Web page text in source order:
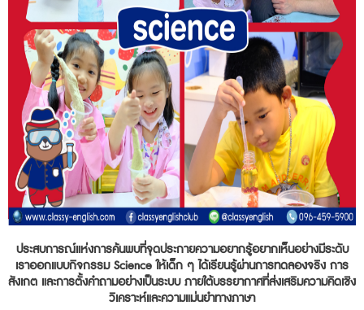
ประสบการณ์แห่งการค้นพบที่จุดประกายความอยากรู้อยากเห็นอย่างมีระดับ
เราออกแบบกิจกรรม Science ให้เด็ก ๆ ได้เรียนรู้ผ่านการทดลองจริง การ
สังเกต และการตั้งคำถามอย่างเป็นระบบ ภายใต้บรรยากาศที่ส่งเสริมความคิดเชิง
วิเคราะห์และความแม่นยำทางภาษา